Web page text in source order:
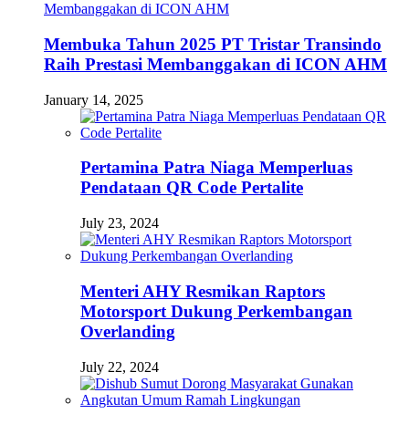
Membuka Tahun 2025 PT Tristar Transindo
Raih Prestasi Membanggakan di ICON AHM
January 14, 2025
Pertamina Patra Niaga Memperluas
Pendataan QR Code Pertalite
July 23, 2024
Menteri AHY Resmikan Raptors
Motorsport Dukung Perkembangan
Overlanding
July 22, 2024